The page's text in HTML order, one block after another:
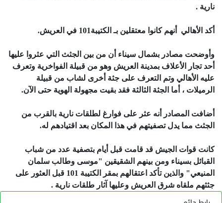
نارية .
أكد الأهالي أنهم كانوا معتقلين بـ ‫‏الكتيبة101 في العريش.
وأوضحت مصادر بشمال سيناء أن من بين الجثث التي عثروا عليها
أحد تجار الأعلاف بمدينة العريش وهو من قبيلة الفواخرية وتعرف
عليه الأهالي وتم التعرف على جثة أخرى لشاب من قبيلة
الرميلات ، أما الجثة الثالثة فقد بقيت مجهولة الهوية حتى الآن.
أضافت المصادر أنه عثر على فوارغ لطلقات نارية بالقرب من
الجثث مما يدل تصفيتهم في هذا المكان بعد اقتيادهم له.
كانت قوات الجيش قد قامت قبل أيام بتصفية عدد من شباب
القبائل بسيناء ومن بينهم الشقيقين "موسى وطالب سلمان
المنيعي" والذين تأكد اعتقالهم بمقر الكتيبة 101 قبل العثور على
جثثهم ملقاه شرق العريش وعليها آثار طلقات نارية .